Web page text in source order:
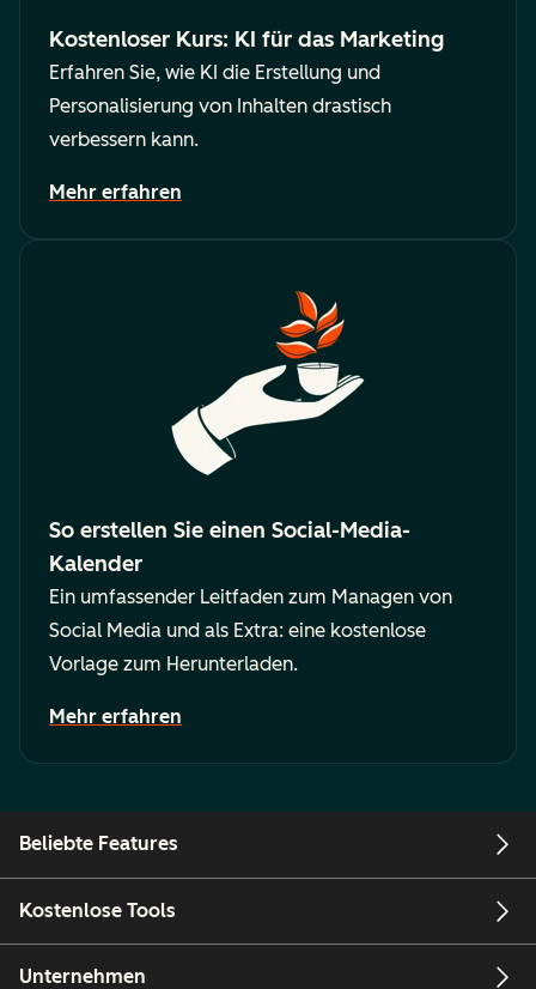
Kostenloser Kurs: KI für das Marketing
Erfahren Sie, wie KI die Erstellung und
Personalisierung von Inhalten drastisch
verbessern kann.
Mehr erfahren
So erstellen Sie einen Social-Media-
Kalender
Ein umfassender Leitfaden zum Managen von
Social Media und als Extra: eine kostenlose
Vorlage zum Herunterladen.
Mehr erfahren
Beliebte Features
Kostenlose Tools
Unternehmen